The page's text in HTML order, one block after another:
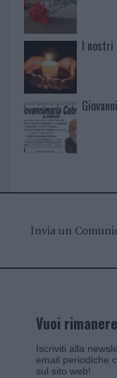
I nostri
Invia un
Vuoi
Iscriviti alla
email periodiche
sul sito web!